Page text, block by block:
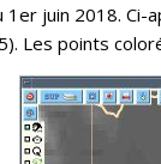
juin 2018.
Les points